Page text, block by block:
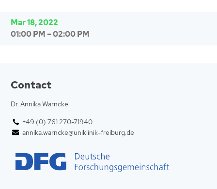
Mar 18, 2022
01:00 PM–02:00 PM
Contact
Dr. Annika Warncke
+49 (0) 761 270-71940
annika.warncke@uniklinik-freiburg.de